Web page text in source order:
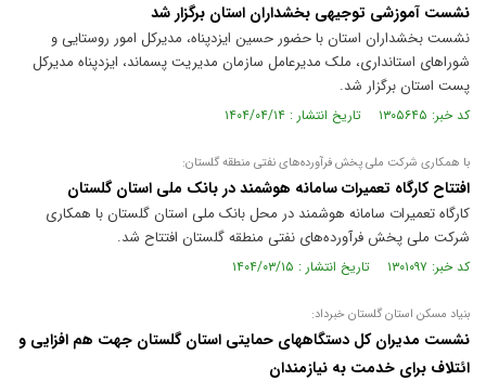
نشست آموزشی توجیهی بخشداران استان برگزار شد
نشست بخشداران استان با حضور حسین ایزدپناه، مدیرکل امور روستایی و
شوراهای استانداری، ملک مدیرعامل سازمان مدیریت پسماند، ایزدپناه مدیرکل
پست استان برگزار شد.
کد خبر: ۱۳۰۵۶۴۵ تاریخ انتشار : ۱۴۰۴/۰۴/۱۴
با همکاری شرکت ملی پخش فرآورده‌های نفتی منطقه گلستان:
افتتاح کارگاه تعمیرات سامانه هوشمند در بانک ملی استان گلستان
کارگاه تعمیرات سامانه هوشمند در محل بانک ملی استان گلستان با همکاری
شرکت ملی پخش فرآورده‌های نفتی منطقه گلستان افتتاح شد.
کد خبر: ۱۳۰۱۰۹۷ تاریخ انتشار : ۱۴۰۴/۰۳/۱۵
بنیاد مسکن استان گلستان خبرداد:
نشست مدیران کل دستگاههای حمایتی استان گلستان جهت هم افزایی و
ائتلاف برای خدمت به نیازمندان